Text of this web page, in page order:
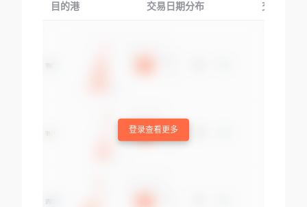
目的港 交易日期分布 交易产品
登录查看更多